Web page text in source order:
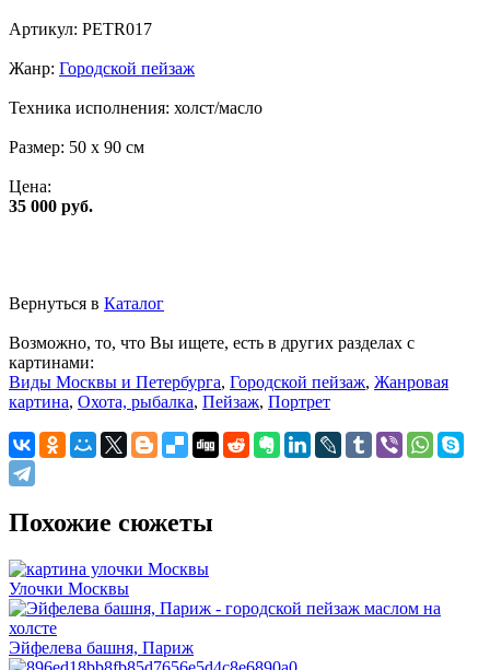
Артикул: PETR017
Жанр: Городской пейзаж
Техника исполнения: холст/масло
Размер: 50 x 90 см
Цена:
35 000 руб.
Вернуться в Каталог
Возможно, то, что Вы ищете, есть в других разделах с
картинами:
Виды Москвы и Петербурга, Городской пейзаж, Жанровая
картина, Охота, рыбалка, Пейзаж, Портрет
Похожие сюжеты
Улочки Москвы
Эйфелева башня, Париж